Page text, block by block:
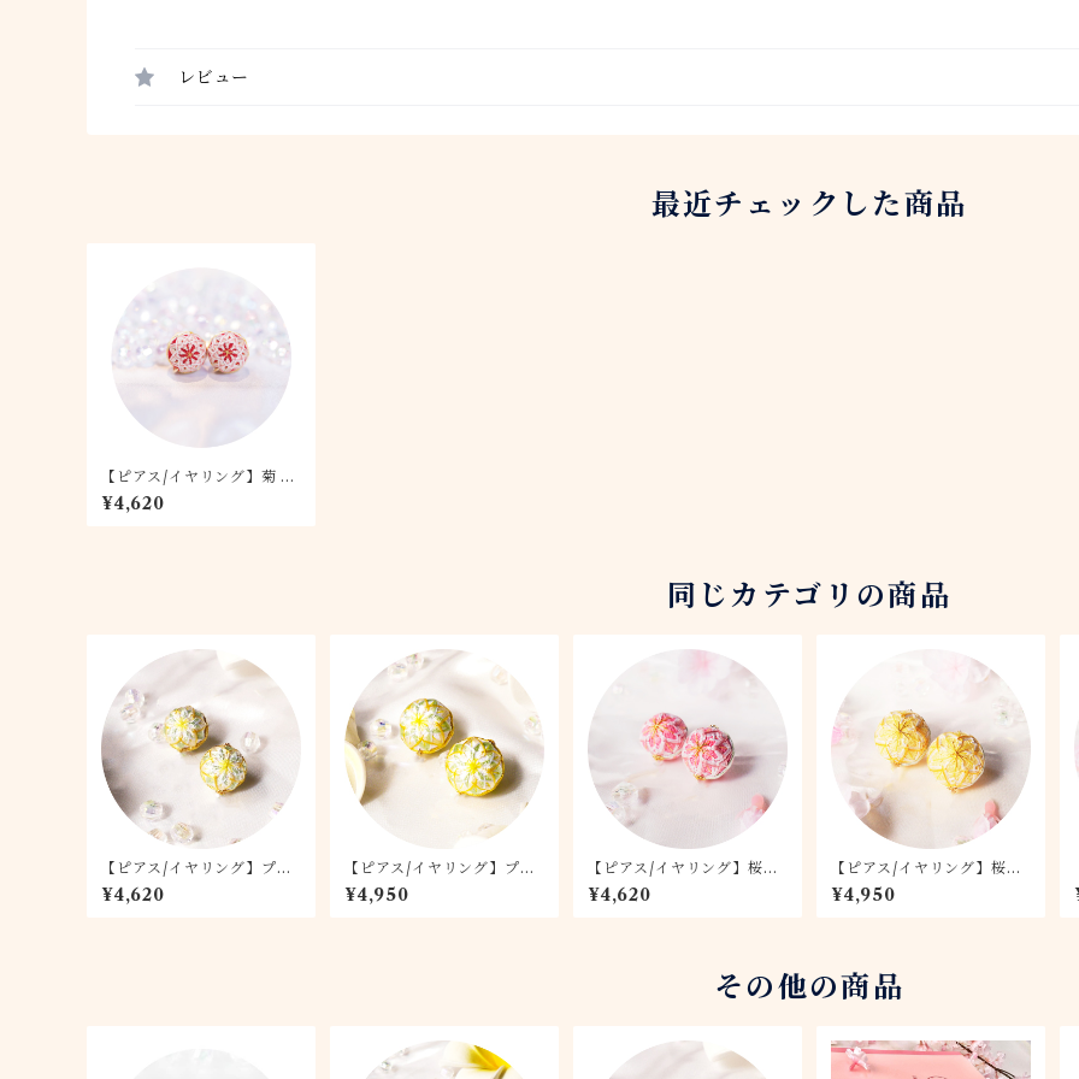
レビュー
最近チェックした商品
【ピアス/イヤリング】菊 1.
5cm 紅白
¥4,620
同じカテゴリの商品
【ピアス/イヤリング】プル
メリア 1.5
¥4,620
【ピアス/イヤリング】プル
メリア 2.0
¥4,950
【ピアス/イヤリング】桜て
まり -桃桜- 1.5
¥4,620
【ピアス/イヤリング】桜て
まり -月桜- 2.0
¥4,950
その他の商品